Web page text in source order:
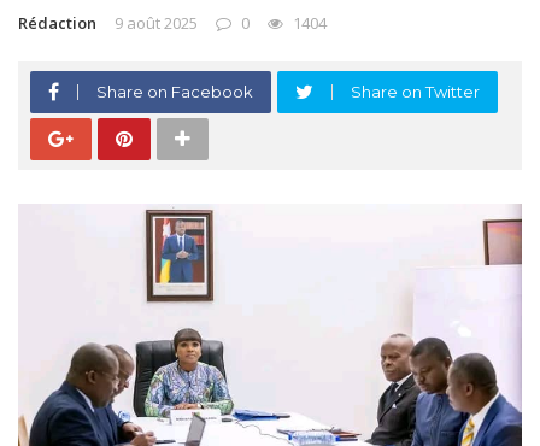
Rédaction 9 août 2025 0 1404
Share on Facebook Share on Twitter